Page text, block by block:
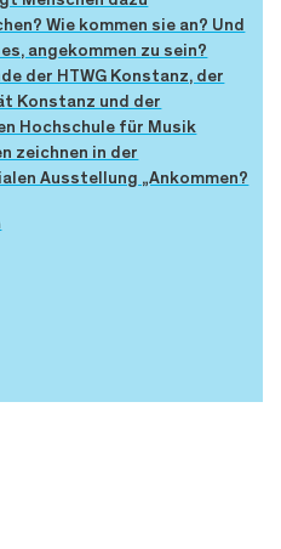
Wie kommen sie an? Und
angekommen zu sein?
der HTWG Konstanz, der
Konstanz und der
Hochschule für Musik
zeichnen in der
Ausstellung „Ankommen?